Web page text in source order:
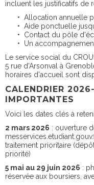
incluent les justificatifs de
• Allocation annuelle
• Aide ponctuelle
• Contact du pôle
• Un
Le service social du
5 rue d'Arsonval à
horaires d'accueil sont
CALENDRIER
IMPORTANTES
Voici les dates clés à
2 mars 2026 : ouverture
traitement prioritaire
priorité)
5 mai au 29 juin 2026 :
réservée aux boursiers,